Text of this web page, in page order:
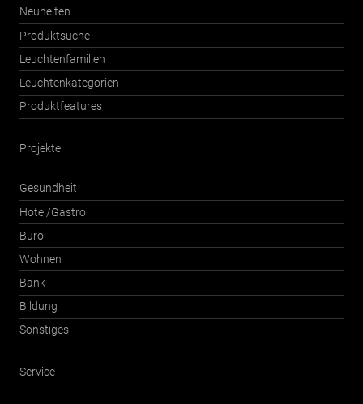
Neuheiten
Produktsuche
Leuchtenfamilien
Leuchtenkategorien
Produktfeatures
Projekte
Gesundheit
Hotel/Gastro
Büro
Wohnen
Bank
Bildung
Sonstiges
Service